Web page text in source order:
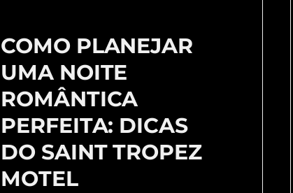
COMO PLANEJAR
UMA NOITE
ROMÂNTICA
PERFEITA: DICAS
DO SAINT TROPEZ
MOTEL